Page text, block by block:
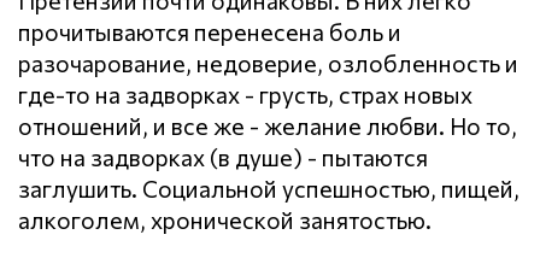
прочитываются перенесена боль и
разочарование, недоверие, озлобленность и
где-то на задворках - грусть, страх новых
отношений, и все же - желание любви. Но то,
что на задворках (в душе) - пытаются
заглушить. Социальной успешностью, пищей,
алкоголем, хронической занятостью.